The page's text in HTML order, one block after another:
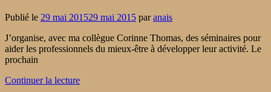
Publié le 29 mai 201529 mai 2015 paranais
J’organise, avec ma collègue Corinne Thomas, des séminaires pour
aider les professionnels du mieux-être à développer leur activité. Le
prochain
Continuer la lecture